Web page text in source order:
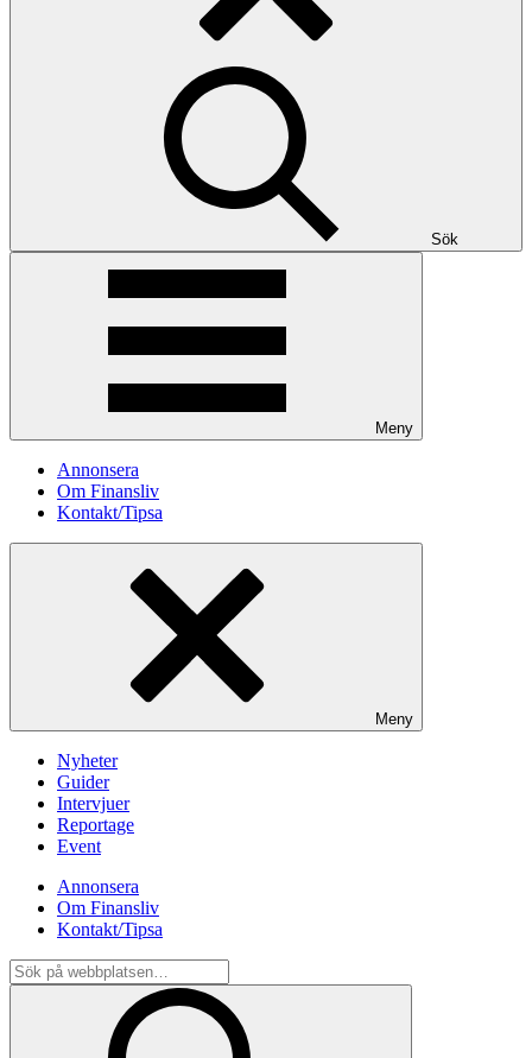
Sök
Meny
Annonsera
Om Finansliv
Kontakt/Tipsa
Meny
Nyheter
Guider
Intervjuer
Reportage
Event
Annonsera
Om Finansliv
Kontakt/Tipsa